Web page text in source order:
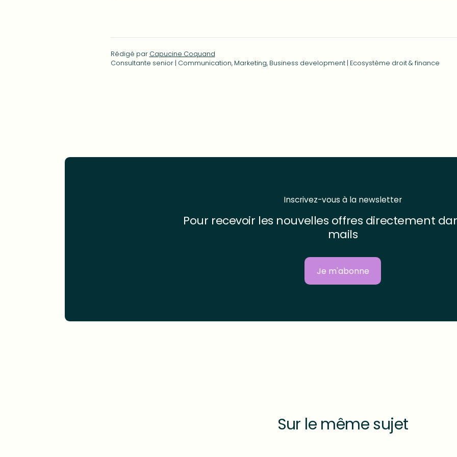
Rédigé par Capucine Coquand
Consultante senior | Communication, Marketing, Business development | Ecosystème droit & finance
Inscrivez-vous à la newsletter
Pour recevoir les nouvelles offres directement
mails
Je m'abonne
Sur le même sujet